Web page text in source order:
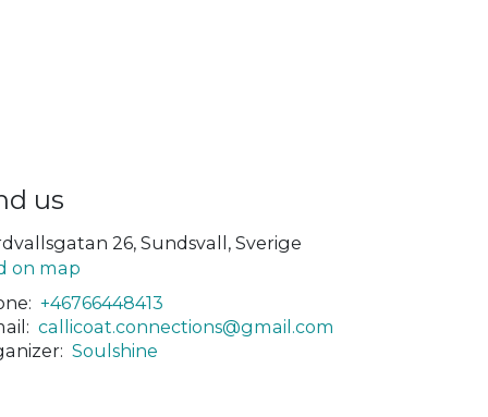
us
26, Sundsvall, Sverige
on map
+46766448413
callicoat.connections@gmail.com
Soulshine